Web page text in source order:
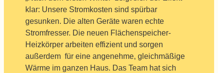
klar: Unsere Stromkosten sind spürbar
gesunken. Die alten Geräte waren echte
Stromfresser. Die neuen Flächenspeicher-
Heizkörper arbeiten effizient und sorgen
außerdem für eine angenehme, gleichmäßige
Wärme im ganzen Haus. Das Team hat sich